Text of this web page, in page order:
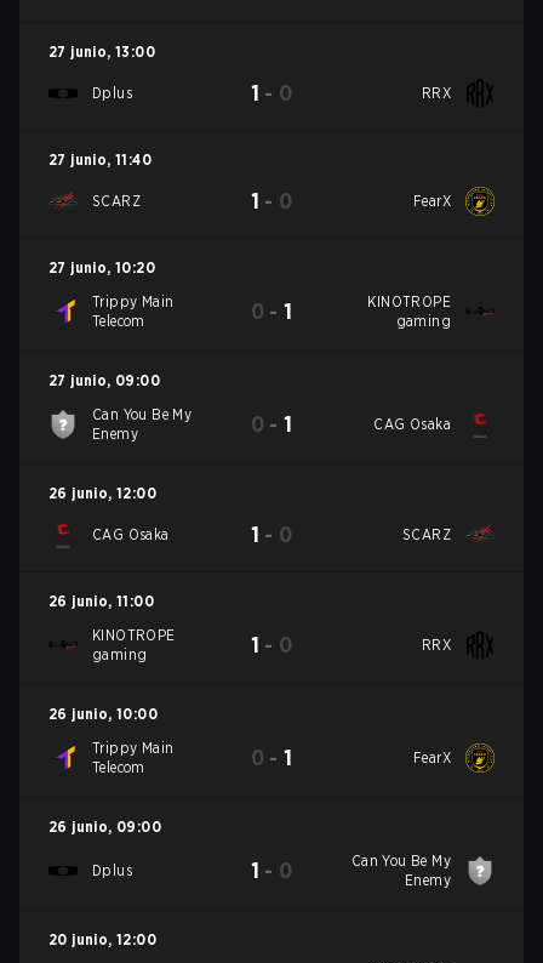
27 junio, 13:00
Dplus 1 - 0 RRX
27 junio, 11:40
SCARZ 1 - 0 FearX
27 junio, 10:20
Trippy Main
Telecom
0 -1
KINOTROPE
gaming
27 junio, 09:00
Can You Be My
Enemy
0 -1 CAG Osaka
26 junio, 12:00
CAG Osaka 1 - 0 SCARZ
26 junio, 11:00
KINOTROPE
gaming
1 - 0 RRX
26 junio, 10:00
Trippy Main
Telecom
0 -1 FearX
26 junio, 09:00
Dplus 1 - 0
Can You Be My
Enemy
20 junio, 12:00